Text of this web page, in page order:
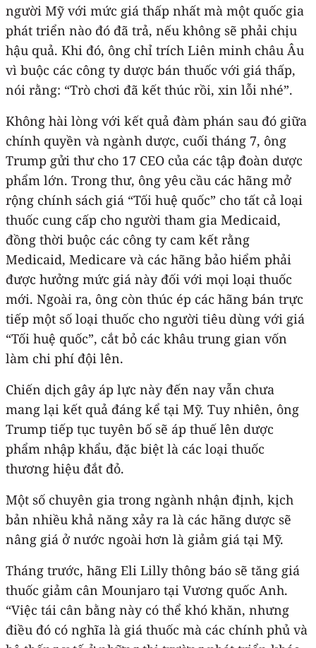
người Mỹ với mức giá thấp nhất mà một quốc gia
phát triển nào đó đã trả, nếu không sẽ phải chịu
hậu quả. Khi đó, ông chỉ trích Liên minh châu Âu
vì buộc các công ty dược bán thuốc với giá thấp,
nói rằng: “Trò chơi đã kết thúc rồi, xin lỗi nhé”.
Không hài lòng với kết quả đàm phán sau đó giữa
chính quyền và ngành dược, cuối tháng 7, ông
Trump gửi thư cho 17 CEO của các tập đoàn dược
phẩm lớn. Trong thư, ông yêu cầu các hãng mở
rộng chính sách giá “Tối huệ quốc” cho tất cả loại
thuốc cung cấp cho người tham gia Medicaid,
đồng thời buộc các công ty cam kết rằng
Medicaid, Medicare và các hãng bảo hiểm phải
được hưởng mức giá này đối với mọi loại thuốc
mới. Ngoài ra, ông còn thúc ép các hãng bán trực
tiếp một số loại thuốc cho người tiêu dùng với giá
“Tối huệ quốc”, cắt bỏ các khâu trung gian vốn
làm chi phí đội lên.
Chiến dịch gây áp lực này đến nay vẫn chưa
mang lại kết quả đáng kể tại Mỹ. Tuy nhiên, ông
Trump tiếp tục tuyên bố sẽ áp thuế lên dược
phẩm nhập khẩu, đặc biệt là các loại thuốc
thương hiệu đắt đỏ.
Một số chuyên gia trong ngành nhận định, kịch
bản nhiều khả năng xảy ra là các hãng dược sẽ
nâng giá ở nước ngoài hơn là giảm giá tại Mỹ.
Tháng trước, hãng Eli Lilly thông báo sẽ tăng giá
thuốc giảm cân Mounjaro tại Vương quốc Anh.
“Việc tái cân bằng này có thể khó khăn, nhưng
điều đó có nghĩa là giá thuốc mà các chính phủ và